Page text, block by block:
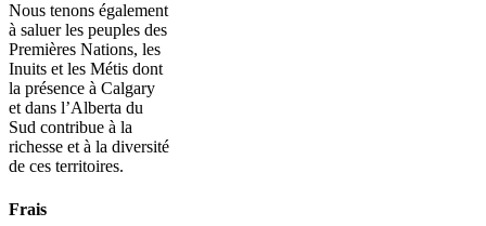
Nous tenons également
à saluer les peuples des
Premières Nations, les
Inuits et les Métis dont
la présence à Calgary
et dans l’Alberta du
Sud contribue à la
richesse et à la diversité
de ces territoires.
Frais